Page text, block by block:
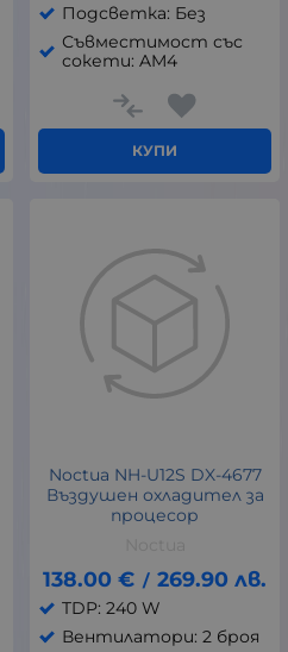
Подсветка: Без
Съвместимост със
сокети: AM4
КУПИ
Noctua NH-U12S DX-4677
Въздушен охладител за
процесор
138.00 € / 269.90 лв.
TDP: 240 W
Вентилатори: 2 броя